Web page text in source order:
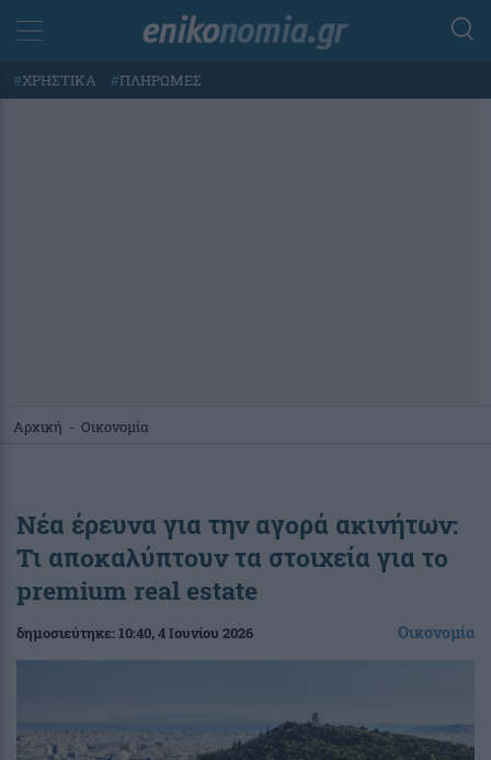
#ΧΡΗΣΤΙΚΑ #ΠΛΗΡΩΜΕΣ
Αρχική - Οικονομία
Νέα έρευνα για την αγορά ακινήτων:
Τι αποκαλύπτουν τα στοιχεία για το
premium real estate
δημοσιεύτηκε:10:40, 4 Ιουνίου 2026 Οικονομία